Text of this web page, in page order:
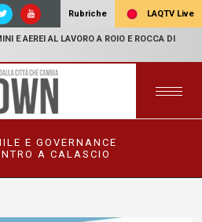
Rubriche LAQTV Live
E AEREI AL LAVORO A ROIO E ROCCA DI
E GOVERNANCE
A CALASCIO